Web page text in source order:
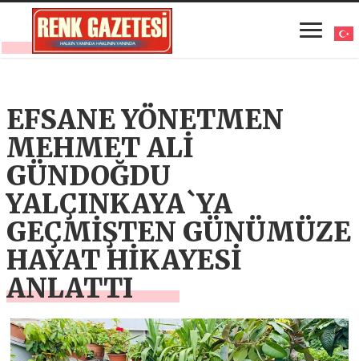
EFSANE YÖNETMEN
MEHMET ALİ
GÜNDOĞDU
YALÇINKAYA`YA
GEÇMİŞTEN GÜNÜMÜZE
HAYAT HİKAYESİ
ANLATTI